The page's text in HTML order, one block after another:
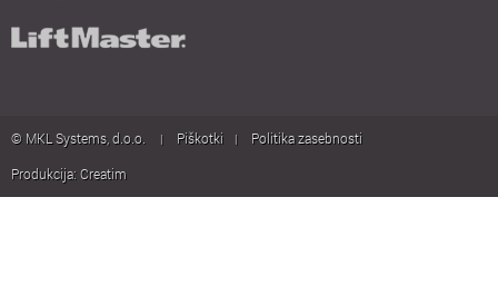
© MKL Systems, d.o.o. | Piškotki |
Politika zasebnosti
Produkcija:Creatim